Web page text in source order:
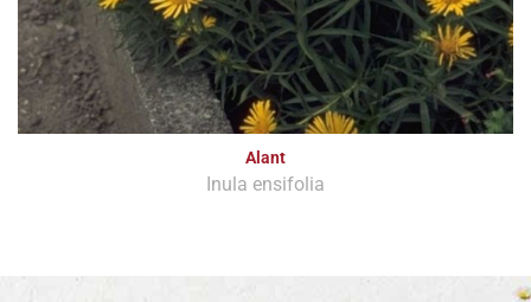
Alant
Inula ensifolia